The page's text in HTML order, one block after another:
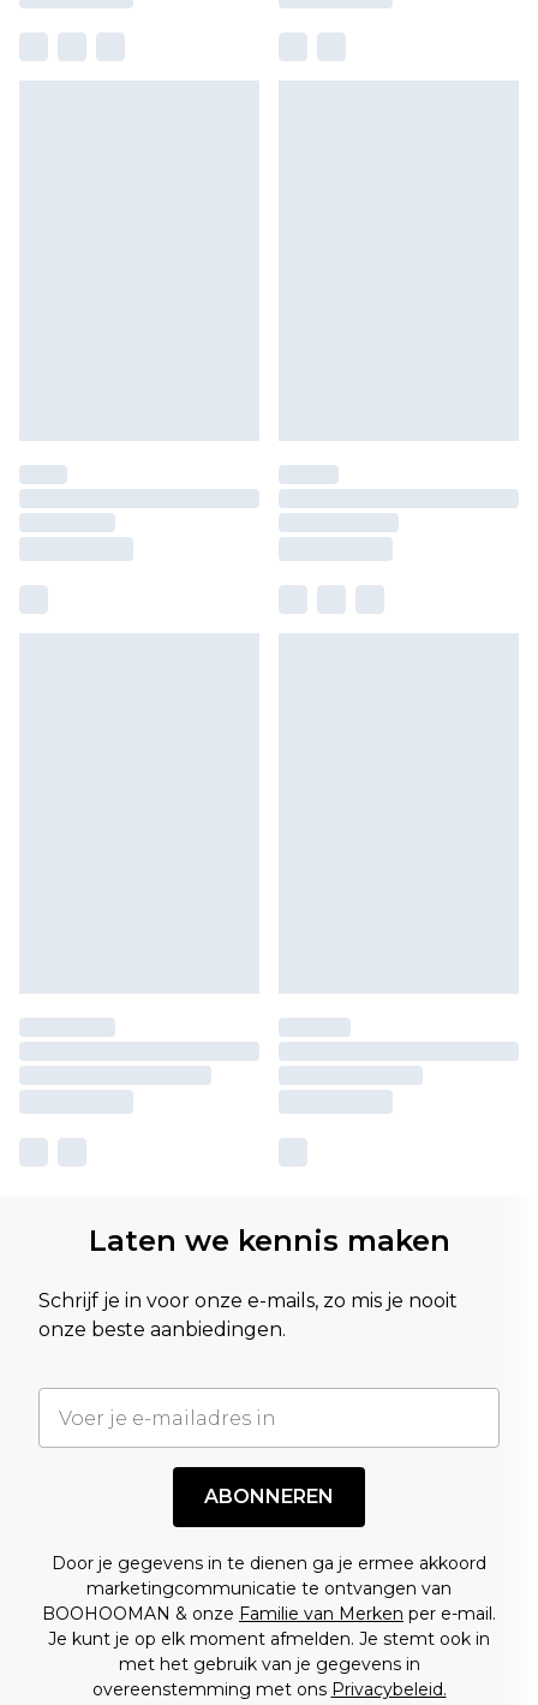
Laten we kennis maken
Schrijf je in voor onze e-mails, zo mis je nooit
onze beste aanbiedingen.
ABONNEREN
Door je gegevens in te dienen ga je ermee akkoord
marketingcommunicatie te ontvangen van
BOOHOOMAN & onze Familie van Merken per e-mail.
Je kunt je op elk moment afmelden. Je stemt ook in
met het gebruik van je gegevens in
overeenstemming met ons Privacybeleid.